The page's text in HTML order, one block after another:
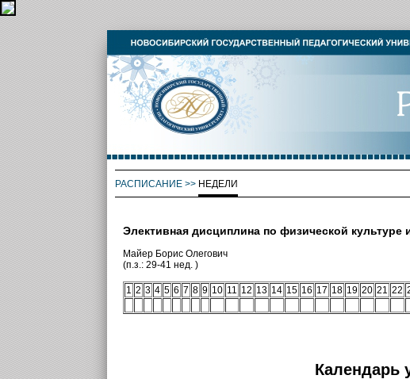
РАСПИСАНИЕ>> НЕДЕЛИ
Элективная дисциплина по физической
Майер Борис Олегович
(п.з.: 29-41 нед. )
1 2 3 4 5 6 7 8 9 10 11 12 13 14 15 16 17 18 19 20 21 22
Календарь